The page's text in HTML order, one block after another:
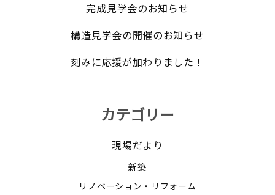
完成見学会のお知らせ
構造見学会の開催のお知らせ
刻みに応援が加わりました！
カテゴリー
現場だより
新築
リノベーション・リフォーム